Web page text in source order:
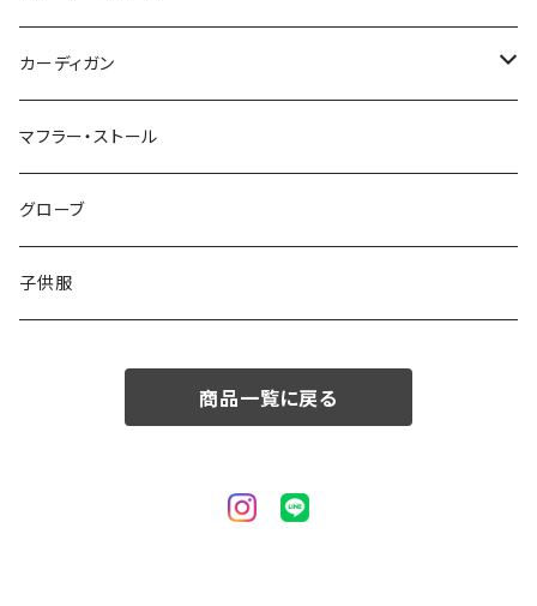
50/XL～
48/L
50/XL～
46/M
48/L
50/XL～
～44/S
46/M
48/L
50/XL～
カーディガン
～44/S
46/M
48/L
マフラー・ストール
グローブ
子供服
商品一覧に戻る